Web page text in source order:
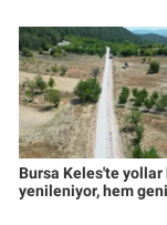
Bursa Keles'te yollar
yenileniyor, hem